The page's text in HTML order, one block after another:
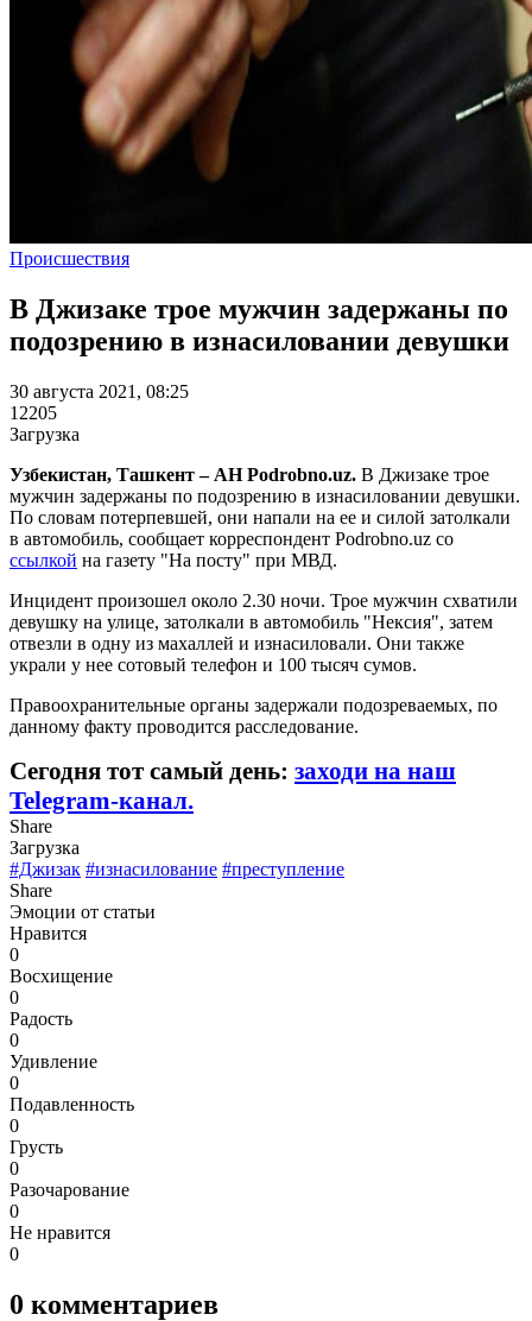
Происшествия
В Джизаке трое мужчин задержаны по
подозрению в изнасиловании девушки
30 августа 2021, 08:25
12205
Загрузка
Узбекистан, Ташкент – АН Podrobno.uz. В Джизаке трое
мужчин задержаны по подозрению в изнасиловании девушки.
По словам потерпевшей, они напали на ее и силой затолкали
в автомобиль, сообщает корреспондент Podrobno.uz со
ссылкой на газету "На посту" при МВД.
Инцидент произошел около 2.30 ночи. Трое мужчин схватили
девушку на улице, затолкали в автомобиль "Нексия", затем
отвезли в одну из махаллей и изнасиловали. Они также
украли у нее сотовый телефон и 100 тысяч сумов.
Правоохранительные органы задержали подозреваемых, по
данному факту проводится расследование.
Сегодня тот самый день: заходи на наш
Telegram-канал.
Share
Загрузка
#Джизак #изнасилование #преступление
Share
Эмоции от статьи
Нравится
0
Восхищение
0
Радость
0
Удивление
0
Подавленность
0
Грусть
0
Разочарование
0
Не нравится
0
0 комментариев